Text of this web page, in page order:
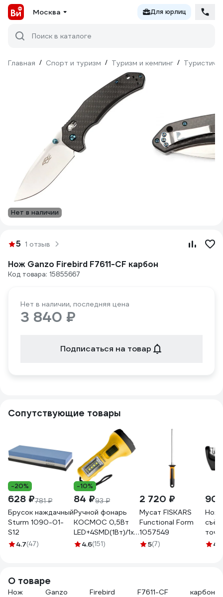
Москва Для юрлиц
Поиск в каталоге
Главная / Спорт и туризм / Туризм и кемпинг /
Нет в наличии
5 1 отзыв
Нож Ganzo Firebird F7611-CF карбон
Код товара: 15855667
Нет в наличии, последняя цена
3 840 ₽
Подписаться на товар
Сопутствующие товары
-20%
628 ₽781 ₽
Брусок наждачный
Sturm 1090-01-
S12
4.7(47)
-10%
84 ₽93 ₽
Ручной фонарь
КОСМОС 0,5Вт
LED+4SMD(1Вт)/1xAA/
корпус ABS-
4.6(151)
2 720 ₽
Мусат FISKARS
Functional Form
1057549
5(7) 4.9
О товаре
Нож Ganzo Firebird F7611-CF карбон